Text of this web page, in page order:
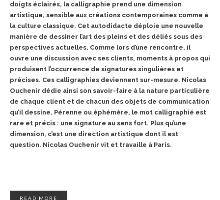
doigts éclairés, la calligraphie prend une dimension
artistique, sensible aux créations contemporaines comme à
la culture classique. Cet autodidacte déploie une nouvelle
manière de dessiner l’art des pleins et des déliés sous des
perspectives actuelles. Comme lors d’une rencontre, il
ouvre une discussion avec ses clients, moments à propos qui
produisent l’occurrence de signatures singulières et
précises. Ces calligraphies deviennent sur-mesure. Nicolas
Ouchenir dédie ainsi son savoir-faire à la nature particulière
de chaque client et de chacun des objets de communication
qu’il dessine. Pérenne ou éphémère, le mot calligraphié est
rare et précis : une signature au sens fort. Plus qu’une
dimension, c’est une direction artistique dont il est
question. Nicolas Ouchenir vit et travaille à Paris.
READ MORE